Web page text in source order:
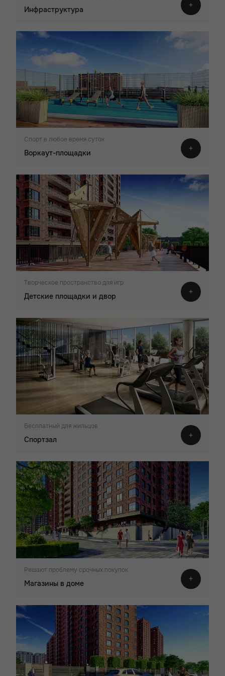
Инфраструктура
Спорт в любое время суток
Воркаут-площадки
Творческое пространство для игр
Детские площадки и двор
Бесплатный для жильцов
Спортзал
Решают проблему срочных покупок
Магазины в доме